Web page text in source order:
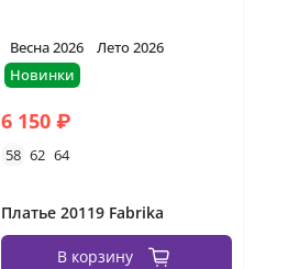
Весна 2026
Лето 2026
Новинки
6 150 ₽
58 62 64
Платье 20119 Fabrika
В корзину